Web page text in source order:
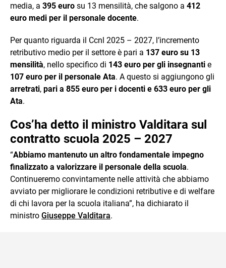
media, a 395 euro su 13 mensilità, che salgono a 412
euro medi per il personale docente.
Per quanto riguarda il Ccnl 2025 – 2027, l’incremento
retributivo medio per il settore è pari a 137 euro su 13
mensilità, nello specifico di 143 euro per gli insegnanti e
107 euro per il personale Ata. A questo si aggiungono gli
arretrati, pari a 855 euro per i docenti e 633 euro per gli
Ata.
Cos’ha detto il ministro Valditara sul
contratto scuola 2025 – 2027
“Abbiamo mantenuto un altro fondamentale impegno
finalizzato a valorizzare il personale della scuola.
Continueremo convintamente nelle attività che abbiamo
avviato per migliorare le condizioni retributive e di welfare
di chi lavora per la scuola italiana”, ha dichiarato il
ministro Giuseppe Valditara.